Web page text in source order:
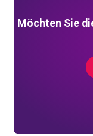
Möchten Sie